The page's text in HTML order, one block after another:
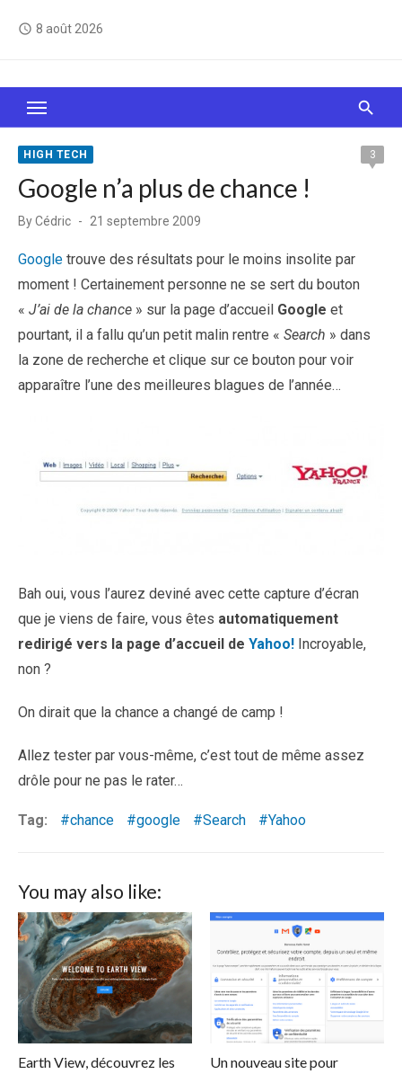
access_time 8 août 2026
Le Web, c'est comme une boîte de chocolats… On
sait jamais sur quoi on va tomber !
HIGH TECH 3
Google n’a plus de chance !
ByCédric
Posted
21 septembre 2009
Google trouve des résultats pour le moins insolite par
moment ! Certainement personne ne se sert du bouton
« J’ai de la chance » sur la page d’accueil Google et
pourtant, il a fallu qu’un petit malin rentre « Search » dans
la zone de recherche et clique sur ce bouton pour voir
apparaître l’une des meilleures blagues de l’année…
Bah oui, vous l’aurez deviné avec cette capture d’écran
que je viens de faire, vous êtes automatiquement
redirigé vers la page d’accueil de Yahoo! Incroyable,
non ?
On dirait que la chance a changé de camp !
Allez tester par vous-même, c’est tout de même assez
drôle pour ne pas le rater…
Tag: chance google Search Yahoo
You may also like:
Earth View, découvrez les
Un nouveau site pour